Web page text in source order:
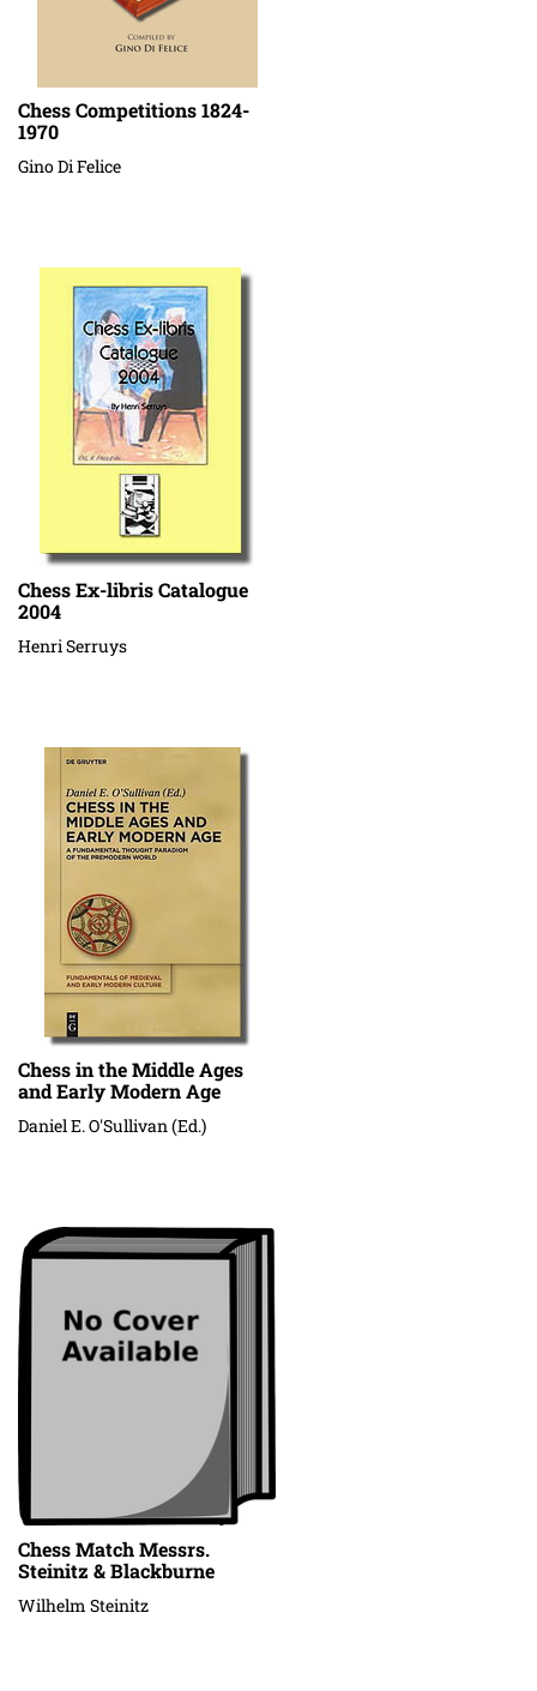
Chess Competitions 1824-
1970
Gino Di Felice
Chess Ex-libris Catalogue
2004
Henri Serruys
Chess in the Middle Ages
and Early Modern Age
Daniel E. O'Sullivan (Ed.)
Chess Match Messrs.
Steinitz & Blackburne
Wilhelm Steinitz